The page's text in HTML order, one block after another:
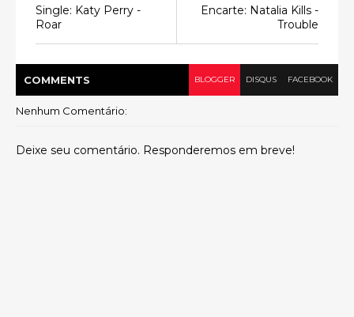
Encarte: Natalia Kills -
Trouble
Single: Katy Perry -
Roar
COMMENTS BLOGGER DISQUS FACEBOOK
Nenhum Comentário:
Deixe seu comentário. Responderemos em breve!